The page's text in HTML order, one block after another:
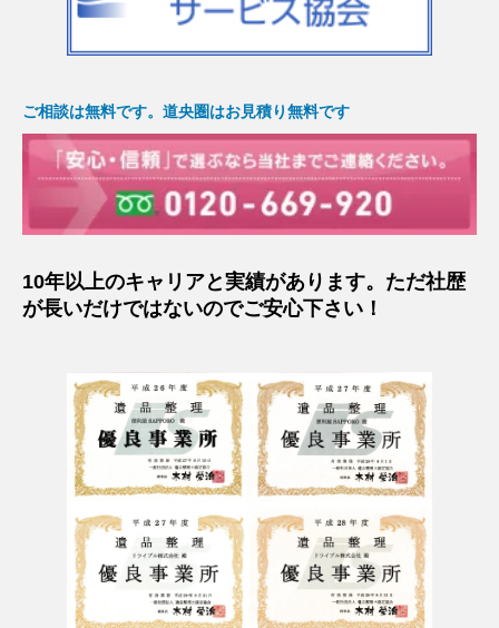
ご相談は無料です。道央圏はお見積り無料です
10年以上のキャリアと実績があります。ただ社歴
が長いだけではないのでご安心下さい！